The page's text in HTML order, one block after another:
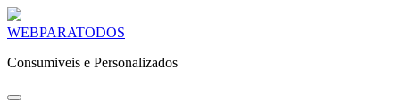
Skip
content
WEBPARATODOS
Consumiveis e Personalizados